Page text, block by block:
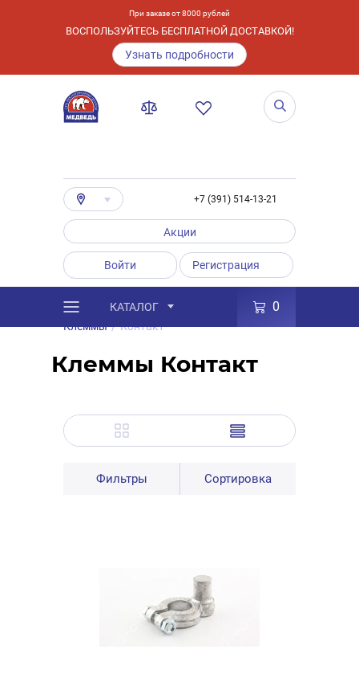
При заказе от 8000 рублей
ВОСПОЛЬЗУЙТЕСЬ БЕСПЛАТНОЙ ДОСТАВКОЙ!
Узнать подробности
+7 (391) 514-13-21
Акции
Войти Регистрация
КАТАЛОГ 0
Каталог / Товары Аксессуары
/
Клеммы / Контакт
Клеммы Контакт
Фильтры Сортировка